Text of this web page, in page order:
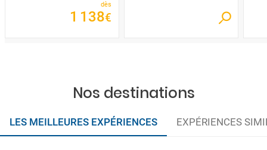
dès
1 138€
Nos destinations
LES MEILLEURES EXPÉRIENCES EXPÉRIENCES